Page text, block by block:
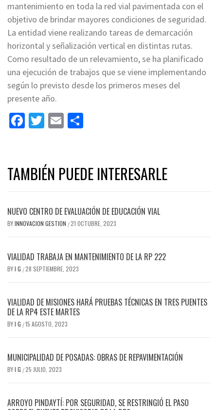
mantenimiento en toda la red vial pavimentada con el
objetivo de brindar mayores condiciones de seguridad.
La entidad viene realizando tareas de demarcación
horizontal y señalización vertical en distintas rutas.
Como resultado de un relevamiento, se ha planificado
una ejecución de trabajos que se viene implementando
según lo previsto desde los primeros meses del
presente año.
Facebook
Twitter
Email
TAMBIÉN PUEDE INTERESARLE
NUEVO CENTRO DE EVALUACIÓN DE EDUCACIÓN VIAL
BYINNOVACION GESTION /21 OCTUBRE, 2023
VIALIDAD TRABAJA EN MANTENIMIENTO DE LA RP 222
BYI G /28 SEPTIEMBRE, 2023
VIALIDAD DE MISIONES HARÁ PRUEBAS TÉCNICAS EN TRES PUENTES
DE LA RP4 ESTE MARTES
BYI G /15 AGOSTO, 2023
MUNICIPALIDAD DE POSADAS: OBRAS DE REPAVIMENTACIÓN
BYI G /25 JULIO, 2023
ARROYO PINDAYTÍ: POR SEGURIDAD, SE RESTRINGIÓ EL PASO